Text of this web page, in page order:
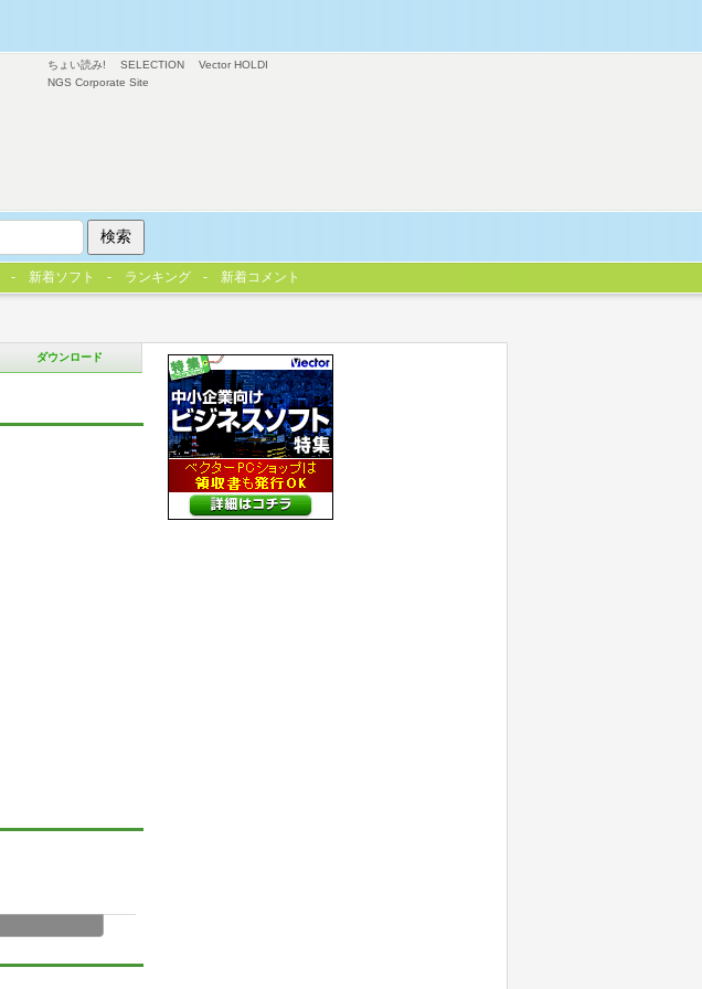
ダウンロード
ちょい読み! SELECTION
Vector HOLDI
NGS Corporate Site
新着ソフト ランキング 新着コメント